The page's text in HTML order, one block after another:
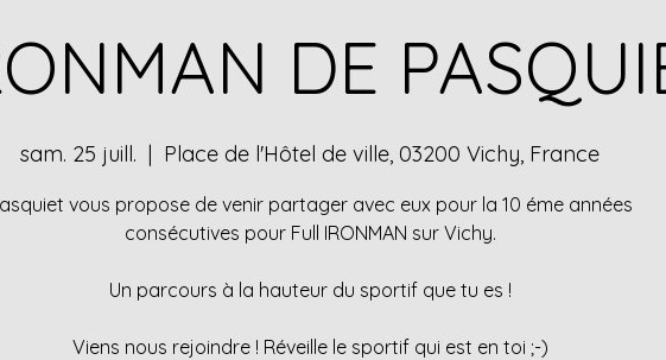
DE
sam. 25 juill.
  |
Place de l'Hôtel de ville, 03200 Vichy, France
vous propose de venir partager avec eux pour la 10 éme années
consécutives pour Full IRONMAN sur Vichy.
Un parcours à la hauteur du sportif que tu es !
Viens nous rejoindre ! Réveille le sportif qui est en toi ;-)